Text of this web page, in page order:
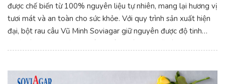
được chế biến từ 100% nguyên liệu tự nhiên, mang lại hương vị
tươi mát và an toàn cho sức khỏe. Với quy trình sản xuất hiện
đại, bột rau câu Vũ Minh Soviagar giữ nguyên được độ tinh
khiết và dưỡng chất từ thiên nhiên, giúp bạn dễ dàng tạo ra
Đỉnh Cao Từ Thiên Nhiên - Bột Rau Câu Vũ Minh Soviagar.